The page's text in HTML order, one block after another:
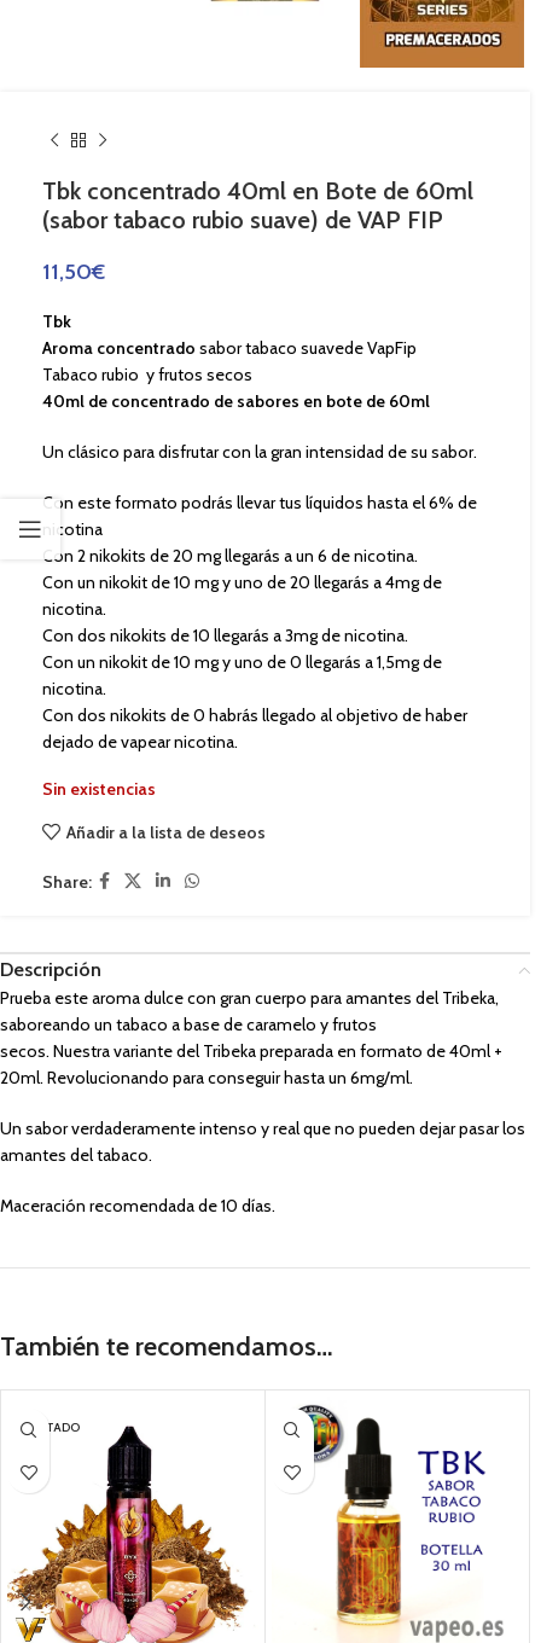
Tbk concentrado 40ml en Bote de 60ml
(sabor tabaco rubio suave) de VAP FIP
11,50€
Tbk
Aroma concentrado sabor tabaco suavede VapFip
Tabaco rubio y frutos secos
40ml de concentrado de sabores en bote de 60ml
Un clásico para disfrutar con la gran intensidad de su sabor.
Con este formato podrás llevar tus líquidos hasta el 6% de
nicotina
Con 2 nikokits de 20 mg llegarás a un 6 de nicotina.
Con un nikokit de 10 mg y uno de 20 llegarás a 4mg de
nicotina.
Con dos nikokits de 10 llegarás a 3mg de nicotina.
Con un nikokit de 10 mg y uno de 0 llegarás a 1,5mg de
nicotina.
Con dos nikokits de 0 habrás llegado al objetivo de haber
dejado de vapear nicotina.
Sin existencias
Añadir a la lista de deseos
Share:
Descripción
Prueba este aroma dulce con gran cuerpo para amantes del Tribeka,
saboreando un tabaco a base de caramelo y frutos
secos. Nuestra variante del Tribeka preparada en formato de 40ml +
20ml. Revolucionando para conseguir hasta un 6mg/ml.
Un sabor verdaderamente intenso y real que no pueden dejar pasar los
amantes del tabaco.
Maceración recomendada de 10 días.
También te recomendamos…
AGOTADO